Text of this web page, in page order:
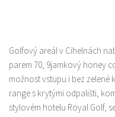
Golfový areál v Cihelnách
parem 70, 9jamkový honey
možnost vstupu i bez
range s krytými odpališti,
stylovém hotelu Royal Golf,